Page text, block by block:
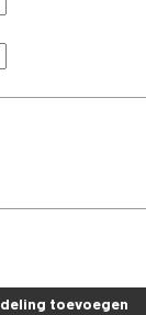
toevoegen